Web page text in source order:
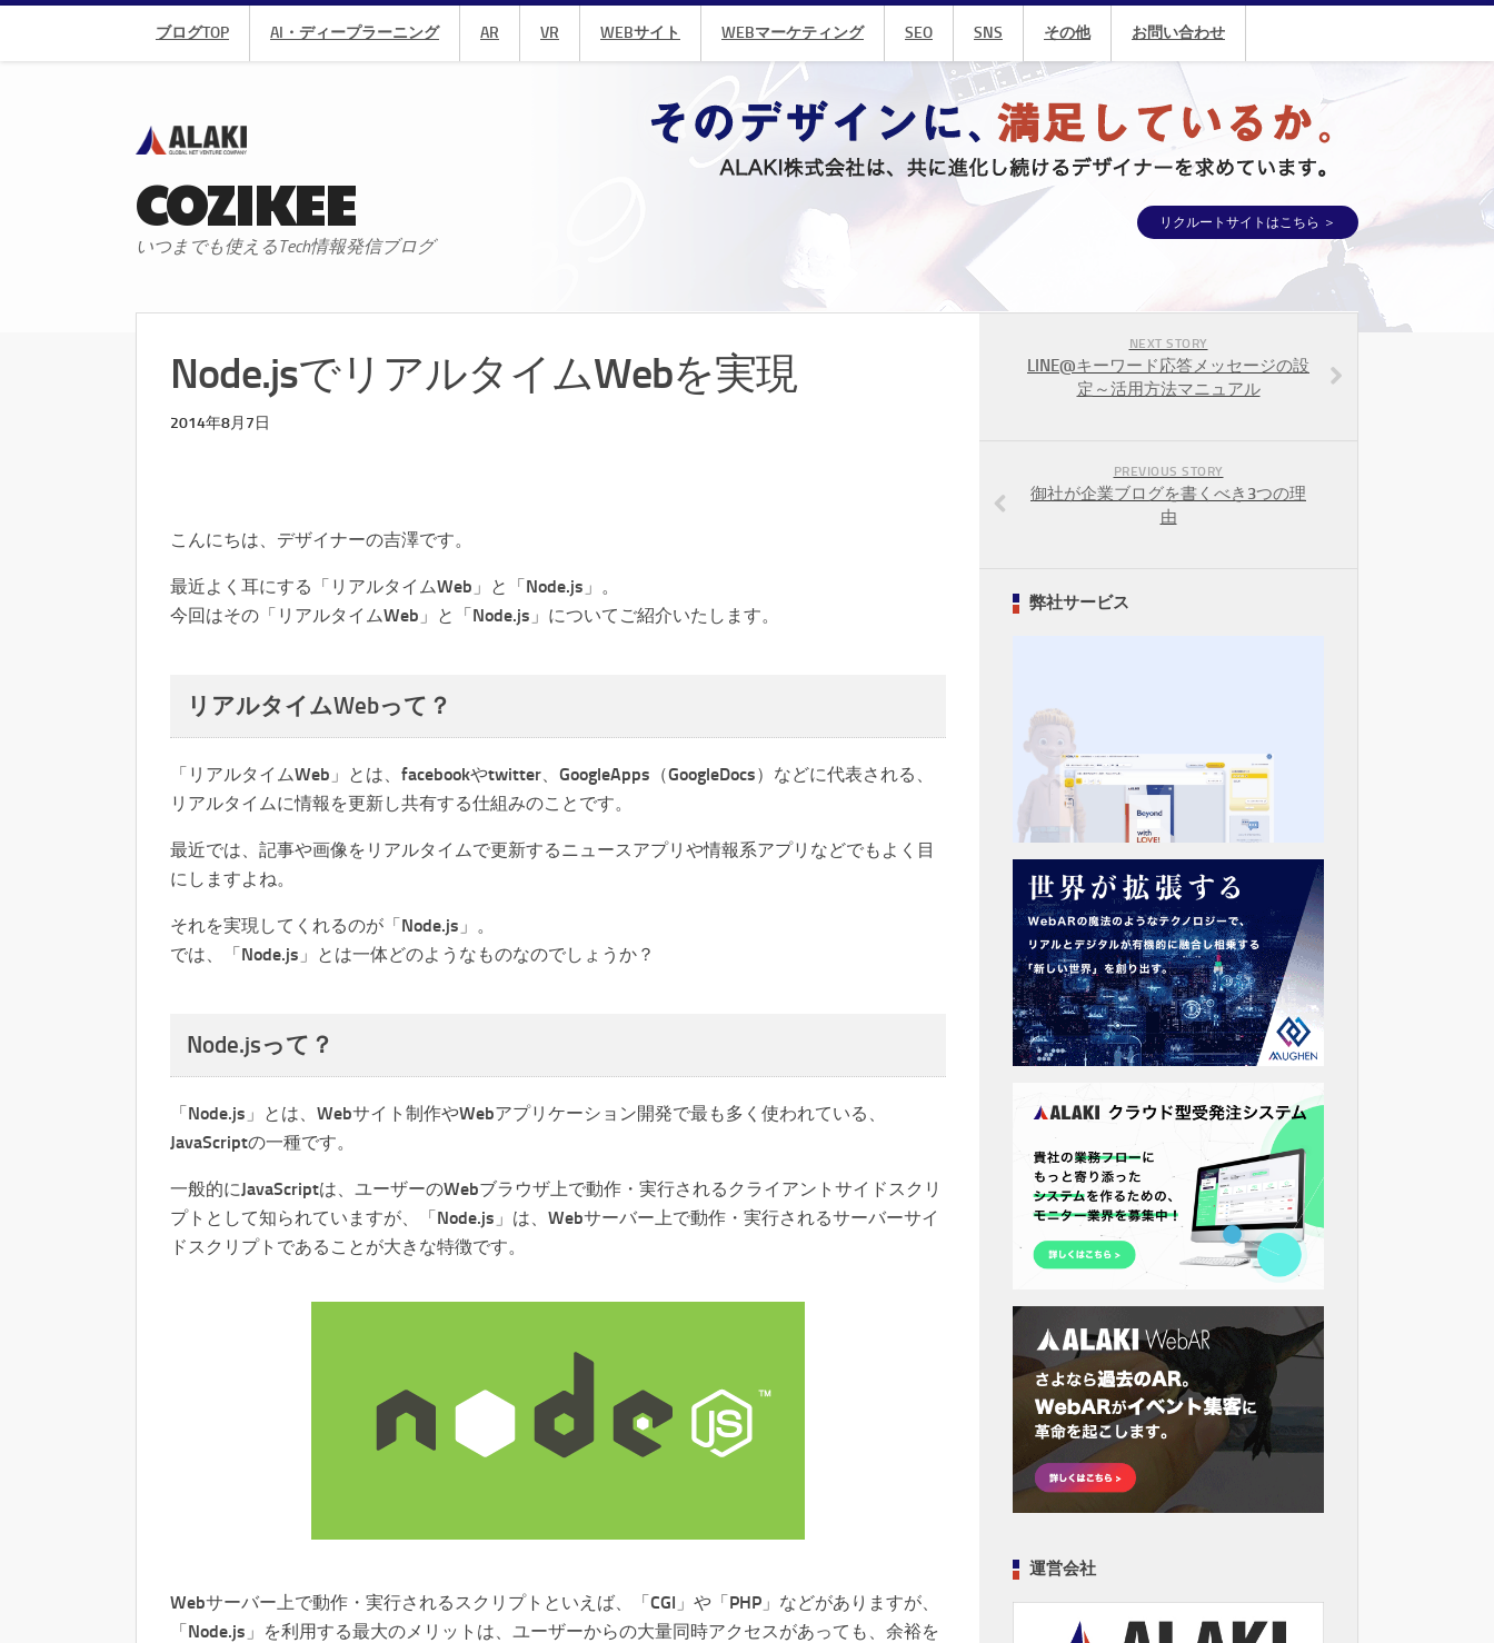
ブログTOP AI・ディープラーニング AR VR WEBサイト WEBマーケティング SEO SNS その他 お問い合わせ
COZIKEE
いつまでも使えるTech情報発信ブログ
リクルートサイトはこちら ＞
Node.jsでリアルタイムWebを実現
2014年8月7日
こんにちは、デザイナーの吉澤です。
最近よく耳にする「リアルタイムWeb」と「Node.js」。
今回はその「リアルタイムWeb」と「Node.js」についてご紹介いたします。
リアルタイムWebって？
「リアルタイムWeb」とは、facebookやtwitter、GoogleApps（GoogleDocs）などに代表される、
リアルタイムに情報を更新し共有する仕組みのことです。
最近では、記事や画像をリアルタイムで更新するニュースアプリや情報系アプリなどでもよく目
にしますよね。
それを実現してくれるのが「Node.js」。
では、「Node.js」とは一体どのようなものなのでしょうか？
Node.jsって？
「Node.js」とは、Webサイト制作やWebアプリケーション開発で最も多く使われている、
JavaScriptの一種です。
一般的にJavaScriptは、ユーザーのWebブラウザ上で動作・実行されるクライアントサイドスクリ
プトとして知られていますが、「Node.js」は、Webサーバー上で動作・実行されるサーバーサイ
ドスクリプトであることが大きな特徴です。
Webサーバー上で動作・実行されるスクリプトといえば、「CGI」や「PHP」などがありますが、
「Node.js」を利用する最大のメリットは、ユーザーからの大量同時アクセスがあっても、余裕を
NEXT STORY
LINE@キーワード応答メッセージの設
定～活用方法マニュアル
PREVIOUS STORY
御社が企業ブログを書くべき3つの理
由
弊社サービス
運営会社